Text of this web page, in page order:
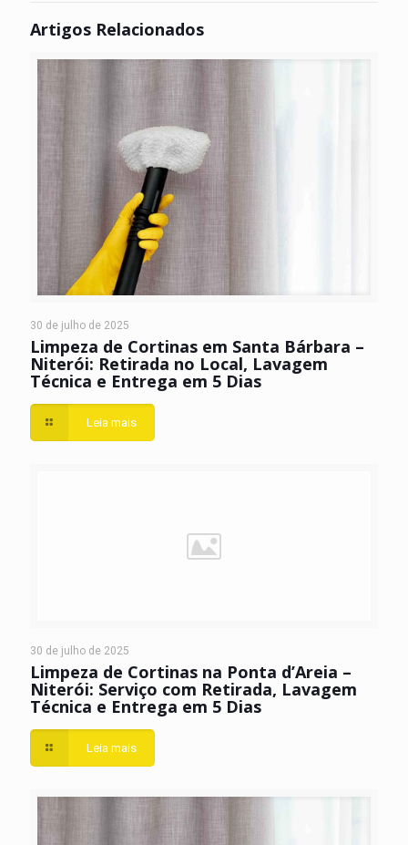
Artigos Relacionados
30 de julho de 2025
Limpeza de Cortinas em Santa Bárbara –
Niterói: Retirada no Local, Lavagem
Técnica e Entrega em 5 Dias
Leia mais
30 de julho de 2025
Limpeza de Cortinas na Ponta d’Areia –
Niterói: Serviço com Retirada, Lavagem
Técnica e Entrega em 5 Dias
Leia mais